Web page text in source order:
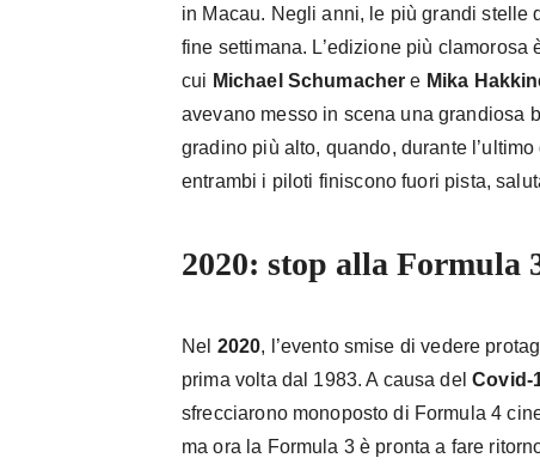
in Macau. Negli anni, le più grandi stelle
fine settimana. L’edizione più clamorosa
cui Michael Schumacher e Mika
avevano messo in scena una grandiosa
gradino più alto, quando, durante
entrambi i piloti finiscono fuori pista,
2020: stop alla Formula
Nel 2020, l’evento smise di vedere
prima volta dal 1983. A causa delCovid-
sfrecciarono monoposto di Formula 4
ma ora la Formula 3 è pronta a fare